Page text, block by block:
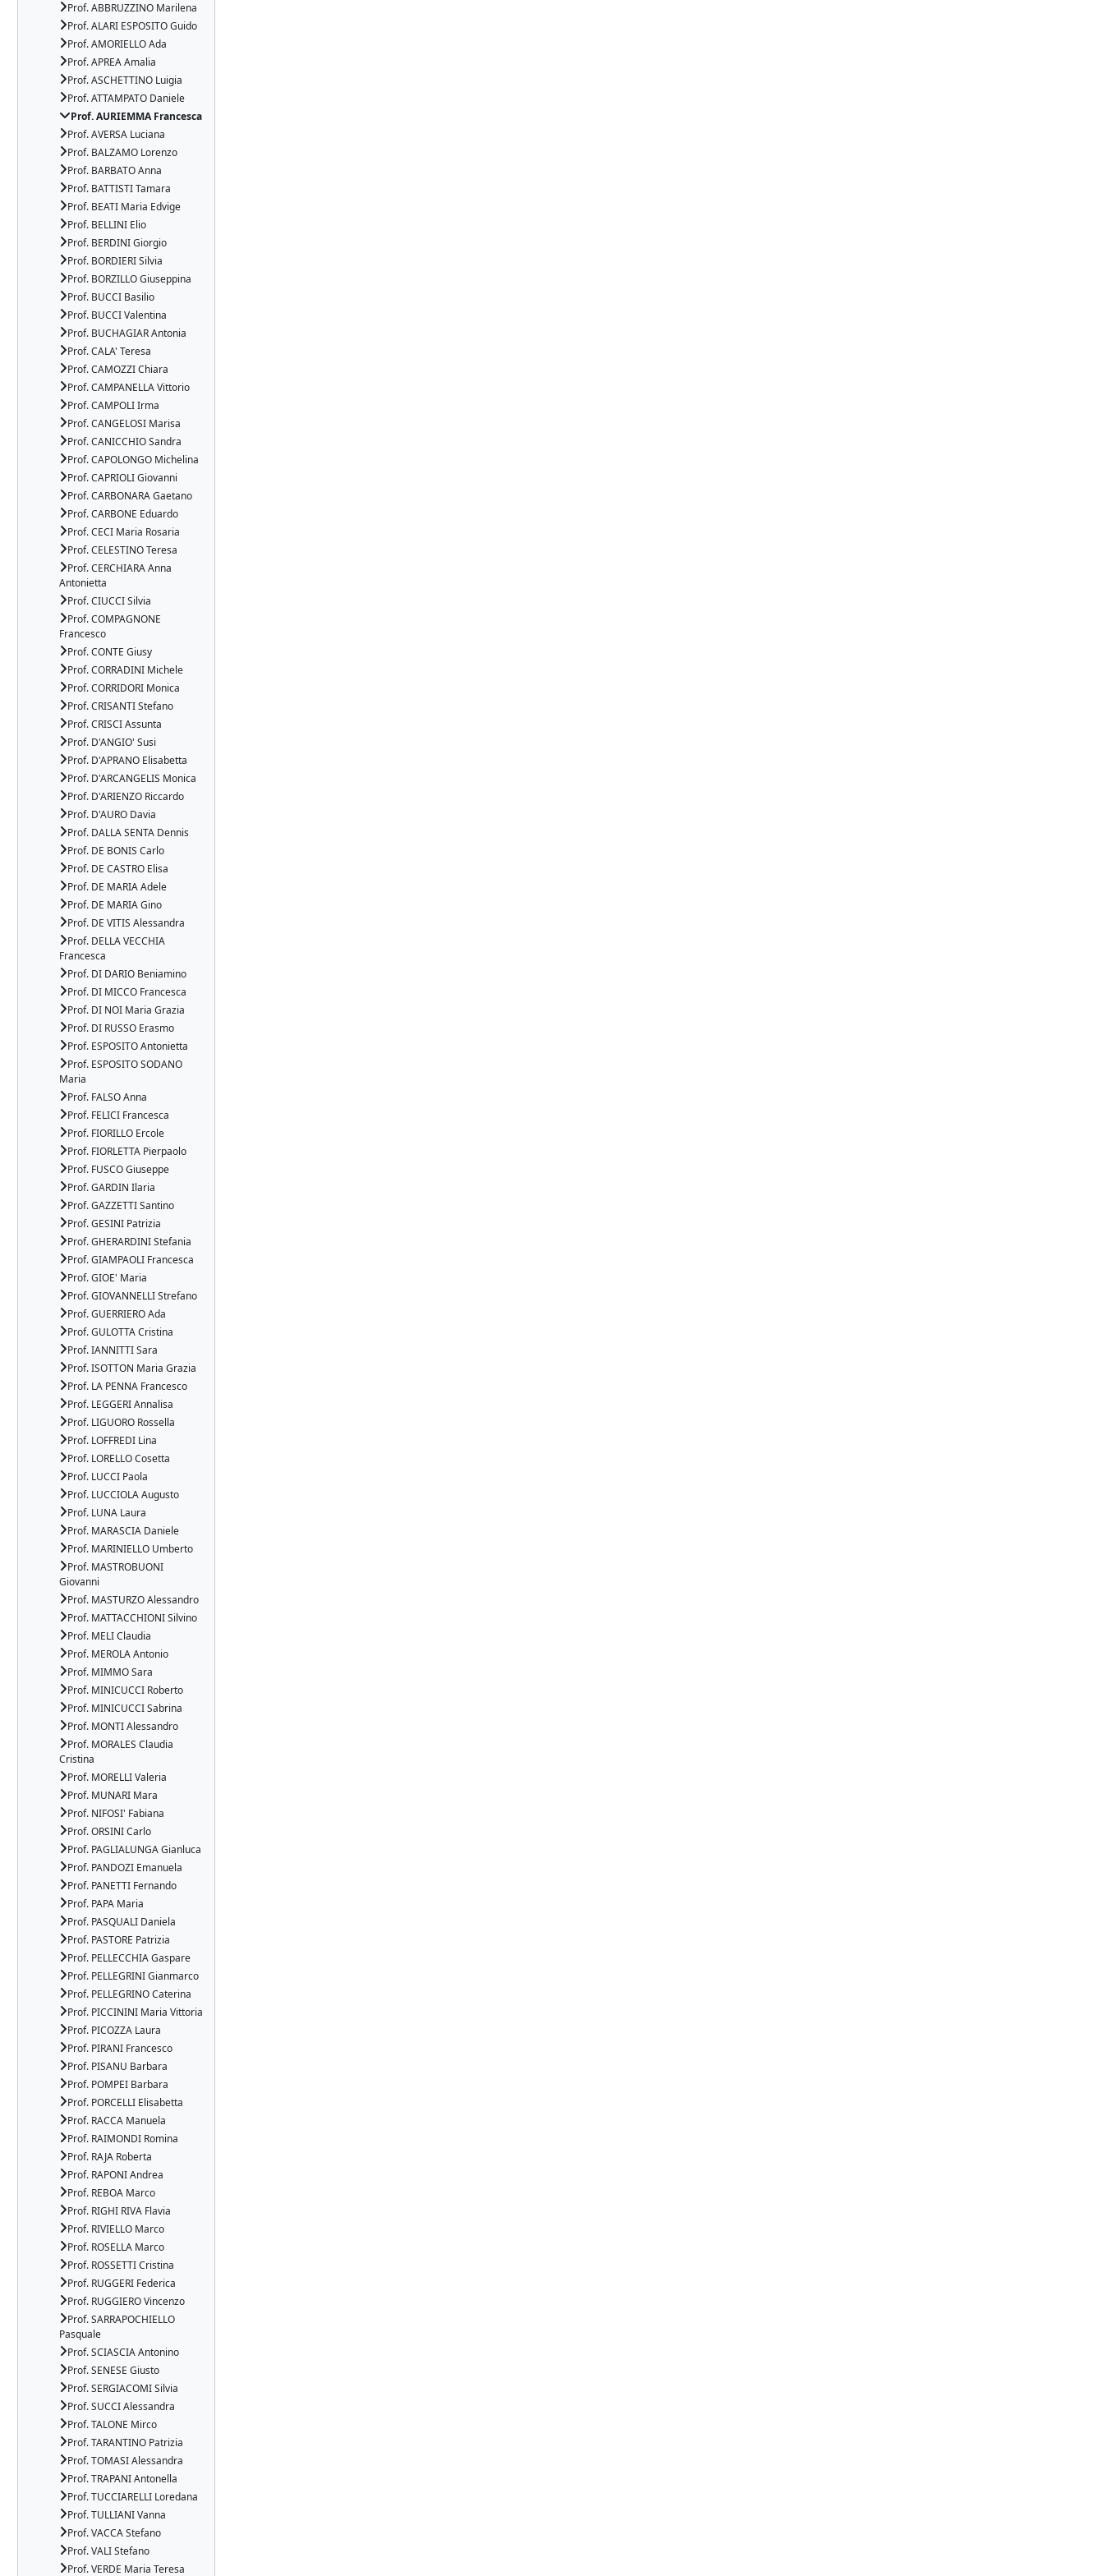
Prof. ABBRUZZINO Marilena
Prof. ALARI ESPOSITO Guido
Prof. AMORIELLO Ada
Prof. APREA Amalia
Prof. ASCHETTINO Luigia
Prof. ATTAMPATO Daniele
Prof. AURIEMMA Francesca
Prof. AVERSA Luciana
Prof. BALZAMO Lorenzo
Prof. BARBATO Anna
Prof. BATTISTI Tamara
Prof. BEATI Maria Edvige
Prof. BELLINI Elio
Prof. BERDINI Giorgio
Prof. BORDIERI Silvia
Prof. BORZILLO Giuseppina
Prof. BUCCI Basilio
Prof. BUCCI Valentina
Prof. BUCHAGIAR Antonia
Prof. CALA' Teresa
Prof. CAMOZZI Chiara
Prof. CAMPANELLA Vittorio
Prof. CAMPOLI Irma
Prof. CANGELOSI Marisa
Prof. CANICCHIO Sandra
Prof. CAPOLONGO Michelina
Prof. CAPRIOLI Giovanni
Prof. CARBONARA Gaetano
Prof. CARBONE Eduardo
Prof. CECI Maria Rosaria
Prof. CELESTINO Teresa
Prof. CERCHIARA Anna
Antonietta
Prof. CIUCCI Silvia
Prof. COMPAGNONE
Francesco
Prof. CONTE Giusy
Prof. CORRADINI Michele
Prof. CORRIDORI Monica
Prof. CRISANTI Stefano
Prof. CRISCI Assunta
Prof. D'ANGIO' Susi
Prof. D'APRANO Elisabetta
Prof. D'ARCANGELIS Monica
Prof. D'ARIENZO Riccardo
Prof. D'AURO Davia
Prof. DALLA SENTA Dennis
Prof. DE BONIS Carlo
Prof. DE CASTRO Elisa
Prof. DE MARIA Adele
Prof. DE MARIA Gino
Prof. DE VITIS Alessandra
Prof. DELLA VECCHIA
Francesca
Prof. DI DARIO Beniamino
Prof. DI MICCO Francesca
Prof. DI NOI Maria Grazia
Prof. DI RUSSO Erasmo
Prof. ESPOSITO Antonietta
Prof. ESPOSITO SODANO
Maria
Prof. FALSO Anna
Prof. FELICI Francesca
Prof. FIORILLO Ercole
Prof. FIORLETTA Pierpaolo
Prof. FUSCO Giuseppe
Prof. GARDIN Ilaria
Prof. GAZZETTI Santino
Prof. GESINI Patrizia
Prof. GHERARDINI Stefania
Prof. GIAMPAOLI Francesca
Prof. GIOE' Maria
Prof. GIOVANNELLI Strefano
Prof. GUERRIERO Ada
Prof. GULOTTA Cristina
Prof. IANNITTI Sara
Prof. ISOTTON Maria Grazia
Prof. LA PENNA Francesco
Prof. LEGGERI Annalisa
Prof. LIGUORO Rossella
Prof. LOFFREDI Lina
Prof. LORELLO Cosetta
Prof. LUCCI Paola
Prof. LUCCIOLA Augusto
Prof. LUNA Laura
Prof. MARASCIA Daniele
Prof. MARINIELLO Umberto
Prof. MASTROBUONI
Giovanni
Prof. MASTURZO Alessandro
Prof. MATTACCHIONI Silvino
Prof. MELI Claudia
Prof. MEROLA Antonio
Prof. MIMMO Sara
Prof. MINICUCCI Roberto
Prof. MINICUCCI Sabrina
Prof. MONTI Alessandro
Prof. MORALES Claudia
Cristina
Prof. MORELLI Valeria
Prof. MUNARI Mara
Prof. NIFOSI' Fabiana
Prof. ORSINI Carlo
Prof. PAGLIALUNGA Gianluca
Prof. PANDOZI Emanuela
Prof. PANETTI Fernando
Prof. PAPA Maria
Prof. PASQUALI Daniela
Prof. PASTORE Patrizia
Prof. PELLECCHIA Gaspare
Prof. PELLEGRINI Gianmarco
Prof. PELLEGRINO Caterina
Prof. PICCININI Maria Vittoria
Prof. PICOZZA Laura
Prof. PIRANI Francesco
Prof. PISANU Barbara
Prof. POMPEI Barbara
Prof. PORCELLI Elisabetta
Prof. RACCA Manuela
Prof. RAIMONDI Romina
Prof. RAJA Roberta
Prof. RAPONI Andrea
Prof. REBOA Marco
Prof. RIGHI RIVA Flavia
Prof. RIVIELLO Marco
Prof. ROSELLA Marco
Prof. ROSSETTI Cristina
Prof. RUGGERI Federica
Prof. RUGGIERO Vincenzo
Prof. SARRAPOCHIELLO
Pasquale
Prof. SCIASCIA Antonino
Prof. SENESE Giusto
Prof. SERGIACOMI Silvia
Prof. SUCCI Alessandra
Prof. TALONE Mirco
Prof. TARANTINO Patrizia
Prof. TOMASI Alessandra
Prof. TRAPANI Antonella
Prof. TUCCIARELLI Loredana
Prof. TULLIANI Vanna
Prof. VACCA Stefano
Prof. VALI Stefano
Prof. VERDE Maria Teresa